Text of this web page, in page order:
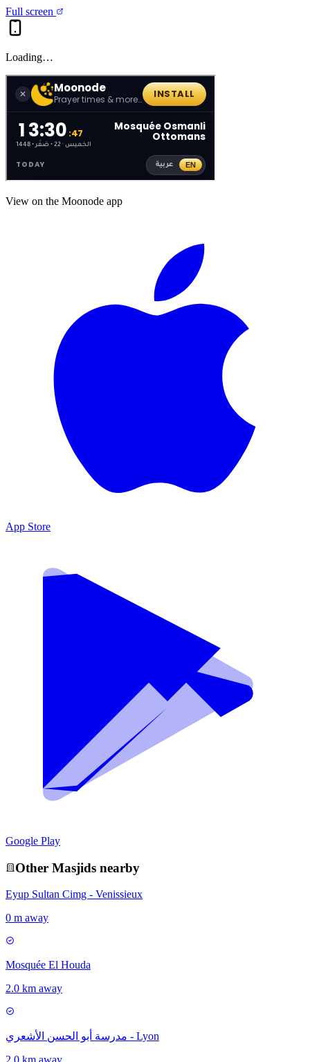
Full screen
Loading…
View on the Moonode app
App Store
Google Play
Other Masjids nearby
Eyup Sultan Cimg - Venissieux
0 m away
Mosquée El Houda
2.0 km away
مدرسة أبو الحسن الأشعري - Lyon